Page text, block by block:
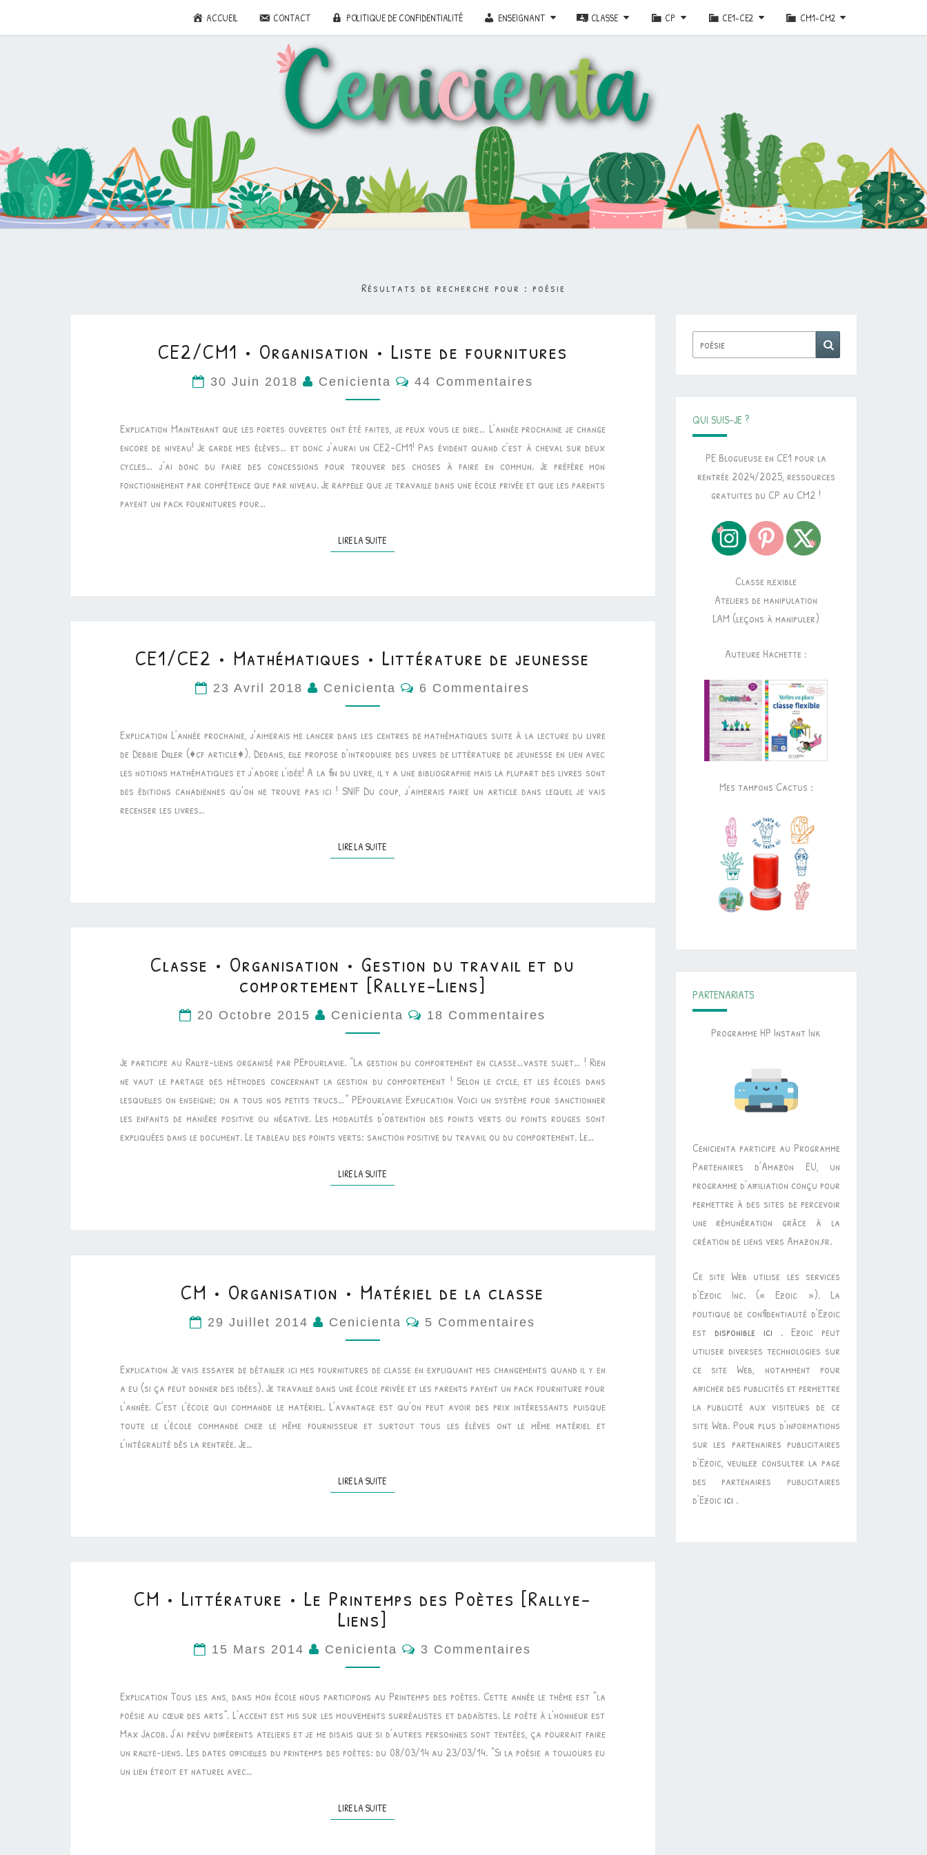
ACCUEIL CONTACT POLITIQUE DE CONFIDENTIALITÉ ENSEIGNANT CLASSE CP CE1-CE2 CM1-CM2
Résultats de recherche pour : poésie
CE2/CM1 • Organisation • Liste de fournitures
30 Juin 2018 Cenicienta Commentaires
44 Commentaires
Explication Maintenant que les portes ouvertes ont été faites, je peux vous le dire… L’année prochaine je change
encore de niveau! Je garde mes élèves… et donc j’aurai un CE2-CM1! Pas évident quand c’est à cheval sur deux
cycles… j’ai donc du faire des concessions pour trouver des choses à faire en commun. Je préfère mon
fonctionnement par compétence que par niveau. Je rappelle que je travaille dans une école privée et que les parents
payent un pack fournitures pour…
LIRE LA SUITELIRE LA SUITE
CE1/CE2 • Mathématiques • Littérature de jeunesse
23 Avril 2018 Cenicienta Commentaires
6 Commentaires
Explication L’année prochaine, j’aimerais me lancer dans les centres de mathématiques suite à la lecture du livre
de Debbie Diller (♦cf article♦). Dedans, elle propose d’introduire des livres de littérature de jeunesse en lien avec
les notions mathématiques et j’adore l’idée! A la fin du livre, il y a une bibliographie mais la plupart des livres sont
des éditions canadiennes qu’on ne trouve pas ici ! SNIF Du coup, j’aimerais faire un article dans lequel je vais
recenser les livres…
LIRE LA SUITELIRE LA SUITE
Classe • Organisation • Gestion du travail et du
comportement [Rallye-Liens]
20 Octobre 2015 Cenicienta Commentaires
18 Commentaires
Je participe au Rallye-liens organisé par PEpourlavie. “La gestion du comportement en classe…vaste sujet… ! Rien
ne vaut le partage des méthodes concernant la gestion du comportement ! Selon le cycle, et les écoles dans
lesquelles on enseigne; on a tous nos petits trucs…” PEpourlavie Explication Voici un système pour sanctionner
les enfants de manière positive ou négative. Les modalités d’obtention des points verts ou points rouges sont
expliquées dans le document. Le tableau des points verts: sanction positive du travail ou du comportement. Le…
LIRE LA SUITELIRE LA SUITE
CM • Organisation • Matériel de la classe
29 Juillet 2014 Cenicienta Commentaires
5 Commentaires
Explication Je vais essayer de détailler ici mes fournitures de classe en expliquant mes changements quand il y en
a eu (si ça peut donner des idées). Je travaille dans une école privée et les parents payent un pack fourniture pour
l’année. C’est l’école qui commande le matériel. L’avantage est qu’on peut avoir des prix intéressants puisque
toute le l’école commande chez le même fournisseur et surtout tous les élèves ont le même matériel et
l’intégralité dès la rentrée. Je…
LIRE LA SUITELIRE LA SUITE
CM • Littérature • Le Printemps des Poètes [Rallye-
Liens]
15 Mars 2014 Cenicienta Commentaires
3 Commentaires
Explication Tous les ans, dans mon école nous participons au Printemps des poètes. Cette année le thème est “la
poésie au cœur des arts”. L’accent est mis sur les mouvements surréalistes et dadaïstes. Le poète à l’honneur est
Max Jacob. J’ai prévu différents ateliers et je me disais que si d’autres personnes sont tentées, ça pourrait faire
un rallye-liens. Les dates officielles du printemps des poètes: du 08/03/14 au 23/03/14. “Si la poésie a toujours eu
un lien étroit et naturel avec…
LIRE LA SUITELIRE LA SUITE
Rechercher :
QUI SUIS-JE ?
PE Blogueuse en CE1 pour la
rentrée 2024/2025, ressources
gratuites du CP au CM2 !
Classe flexible
Ateliers de manipulation
LAM (leçons à manipuler)
Auteure Hachette :
Mes tampons Cactus :
PARTENARIATS
Programme HP Instant Ink
Cenicienta participe au Programme
Partenaires d’Amazon EU, un
programme d’affiliation conçu pour
permettre à des sites de percevoir
une rémunération grâce à la
création de liens vers Amazon.fr.
Ce site Web utilise les services
d’Ezoic Inc. (« Ezoic »). La
politique de confidentialité d’Ezoic
est disponible ici . Ezoic peut
utiliser diverses technologies sur
ce site Web, notamment pour
afficher des publicités et permettre
la publicité aux visiteurs de ce
site Web. Pour plus d’informations
sur les partenaires publicitaires
d’Ezoic, veuillez consulter la page
des partenaires publicitaires
d’Ezoic ici .